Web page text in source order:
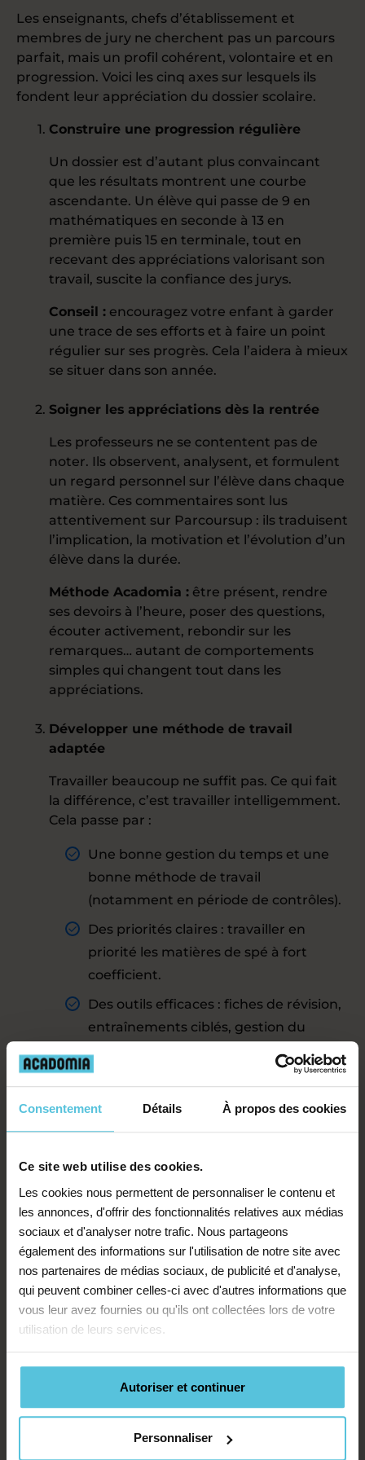
Consentement Détails À propos des cookies
Ce site web utilise des cookies.
Les cookies nous permettent de personnaliser le contenu et
les annonces, d'offrir des fonctionnalités relatives aux médias
sociaux et d'analyser notre trafic. Nous partageons
également des informations sur l'utilisation de notre site avec
nos partenaires de médias sociaux, de publicité et d'analyse,
qui peuvent combiner celles-ci avec d'autres informations que
vous leur avez fournies ou qu'ils ont collectées lors de votre
utilisation de leurs services.
Autoriser et continuer
Personnaliser
Les enseignants, chefs d’établissement et
membres de jury ne cherchent pas un parcours
parfait, mais un profil cohérent, volontaire et en
progression. Voici les cinq axes sur lesquels ils
fondent leur appréciation du dossier scolaire.
Construire une progression régulière
Un dossier est d’autant plus convaincant
que les résultats montrent une courbe
ascendante. Un élève qui passe de 9 en
mathématiques en seconde à 13 en
première puis 15 en terminale, tout en
recevant des appréciations valorisant son
travail, suscite la confiance des jurys.
Conseil : encouragez votre enfant à garder
une trace de ses efforts et à faire un point
régulier sur ses progrès. Cela l’aidera à mieux
se situer dans son année.
Soigner les appréciations dès la rentrée
Les professeurs ne se contentent pas de
noter. Ils observent, analysent, et formulent
un regard personnel sur l’élève dans chaque
matière. Ces commentaires sont lus
attentivement sur Parcoursup : ils traduisent
l’implication, la motivation et l’évolution d’un
élève dans la durée.
Méthode Acadomia : être présent, rendre
ses devoirs à l’heure, poser des questions,
écouter activement, rebondir sur les
remarques… autant de comportements
simples qui changent tout dans les
appréciations.
Développer une méthode de travail
adaptée
Travailler beaucoup ne suffit pas. Ce qui fait
la différence, c’est travailler intelligemment.
Cela passe par :
Une bonne gestion du temps et une
bonne méthode de travail
(notamment en période de contrôles).
Des priorités claires : travailler en
priorité les matières de spé à fort
coefficient.
Des outils efficaces : fiches de révision,
entraînements ciblés, gestion du
Recommandation de nos enseignants :
mieux vaut une heure de travail actif qu’une
soirée entière passée à relire sans
structuration. L’objectif n’est pas de
solides.
Créer une relation de confiance avec les
professeurs
Les enseignants jouent un rôle clé dans l’avis
final du dossier. Ils peuvent être de véritables
soutiens, à condition que la relation soit
saine et construite dans le temps.
Conseil :invitez votre enfant à prendre des
poser des questions sur son orientation,
demander un retour sur un devoir. Ces
échanges renforcent la relation
pédagogique… et la perception de l’élève.